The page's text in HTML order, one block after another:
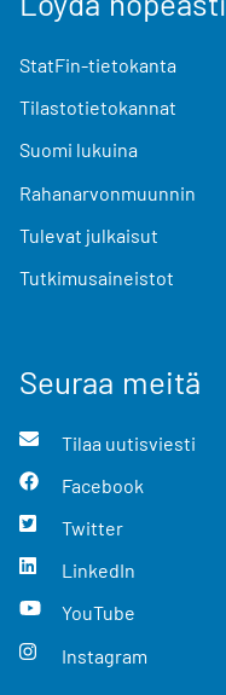
StatFin-tietokanta
Tilastotietokannat
Suomi lukuina
Rahanarvonmuunnin
Tulevat julkaisut
Tutkimusaineistot
Seuraa meitä
Tilaa uutisviesti
Facebook
Twitter
LinkedIn
YouTube
Instagram